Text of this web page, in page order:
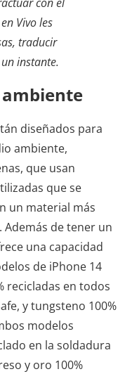
Vivo les
traducir
instante.
ambiente
diseñados para
ambiente,
que usan
que se
un material más
de tener un
una capacidad
de iPhone 14
recicladas en todos
y tungsteno 100%
modelos
en la soldadura
y oro 100%